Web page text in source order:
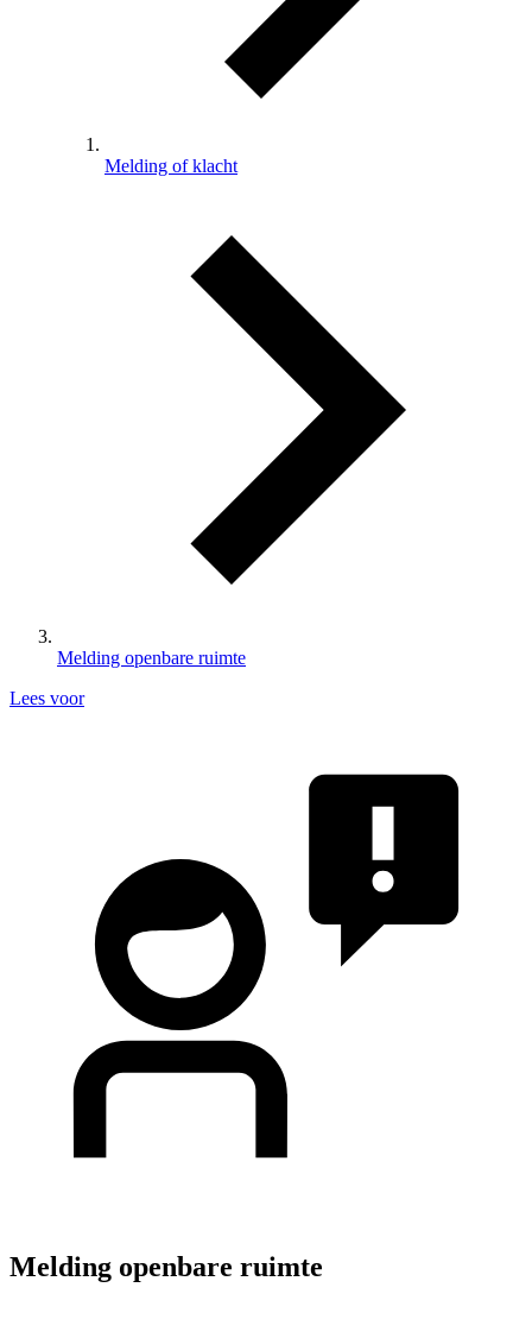
Melding of klacht
Melding openbare ruimte
Lees voor
Melding openbare ruimte